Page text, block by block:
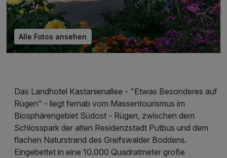
Alle Fotos ansehen
Das Landhotel Kastanienallee - "Etwas Besonderes auf
Rügen" - liegt fernab vom Massentourismus im
Biosphärengebiet Südost - Rügen, zwischen dem
Schlosspark der alten Residenzstadt Putbus und dem
flachen Naturstrand des Greifswalder Boddens.
Eingebettet in eine 10.000 Quadratmeter große